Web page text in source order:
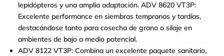
lepidópteros y una amplia adaptación. ADV 8620 VT3P:
Excelente performance en siembras tempranas y tardías,
destacándose tanto para cosecha de grano o silaje en
ambientes de bajo a medio potencial.
ADV 8122 VT3P: Combina un excelente paquete sanitario,